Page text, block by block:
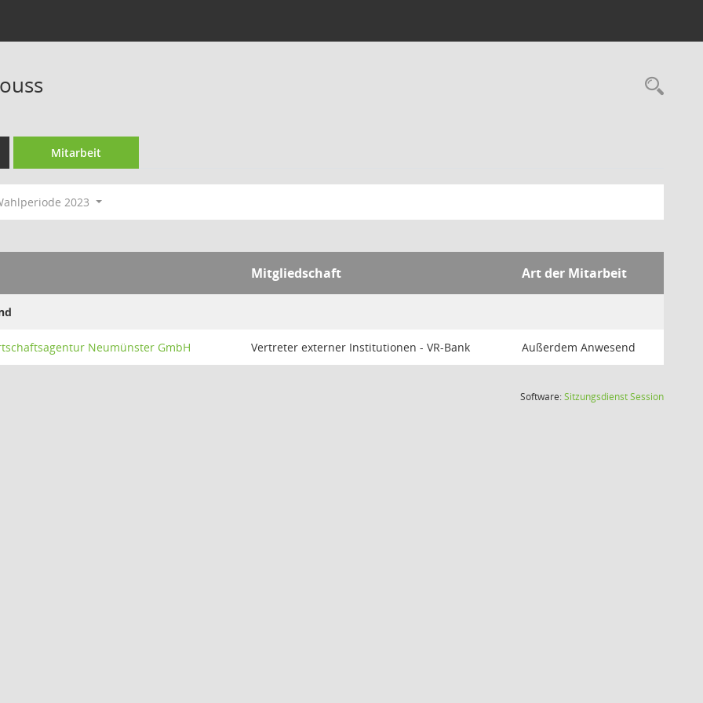
Mitarbeit
2023
Mitgliedschaft Art der Mitarbeit
Neumünster GmbH Vertreter externer Institutionen - VR-Bank Außerdem Anwesend
Software:SitzungsdienstSession(Wird in